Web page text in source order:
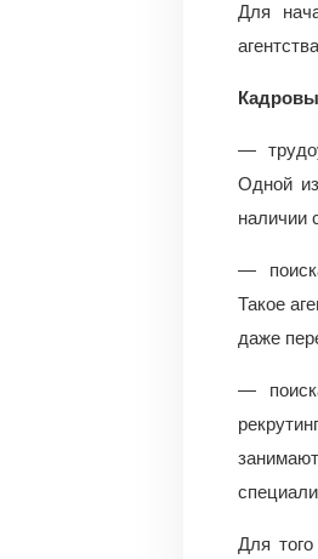
Для
—
Одной
наличии
—
Такое
даже
—
Для